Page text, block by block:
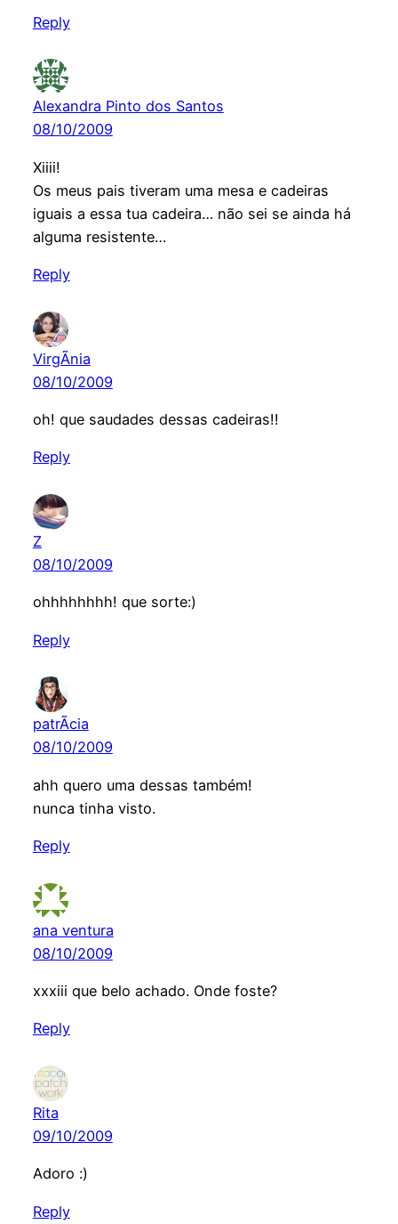
Reply
Alexandra Pinto dos Santos
08/10/2009
Xiiii!
Os meus pais tiveram uma mesa e cadeiras
iguais a essa tua cadeira… não sei se ainda há
alguma resistente…
Reply
VirgÃ­nia
08/10/2009
oh! que saudades dessas cadeiras!!
Reply
Z
08/10/2009
ohhhhhhhh! que sorte:)
Reply
patrÃ­cia
08/10/2009
ahh quero uma dessas também!
nunca tinha visto.
Reply
ana ventura
08/10/2009
xxxiii que belo achado. Onde foste?
Reply
Rita
09/10/2009
Adoro :)
Reply